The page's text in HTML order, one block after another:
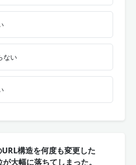
ない
構造を何度も変更した
大幅に落ちてしまった。